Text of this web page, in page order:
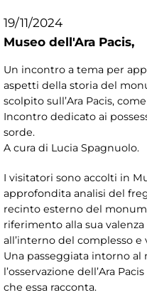
19/11/2024
Museo dell'Ara Pacis,
Un incontro a tema per
aspetti della storia del
scolpito sull’Ara Pacis,
Incontro dedicato ai
sorde.
A cura di Lucia Spagnuolo.
I visitatori sono accolti in
approfondita analisi del
recinto esterno del
riferimento alla sua
all’interno del complesso
Una passeggiata intorno
l’osservazione dell’Ara
che essa racconta.